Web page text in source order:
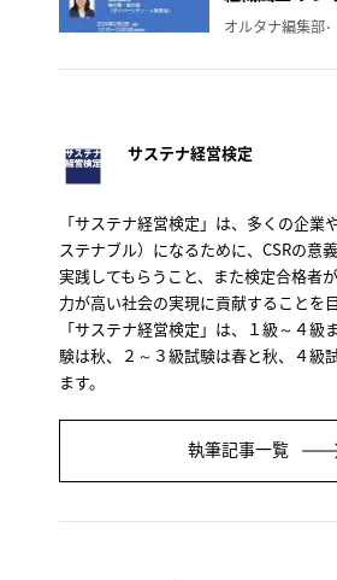
オルタナ編集部
サステナ経営検定
「サステナ経営検定」は、多くの企業
ステナブル）になるために、CSRの意
実践してもらうこと、また検定合格者
力が高い社会の実現に貢献することを
「サステナ経営検定」は、１級～４級
験は秋、２～３級試験は春と秋、４級
ます。
執筆記事一覧